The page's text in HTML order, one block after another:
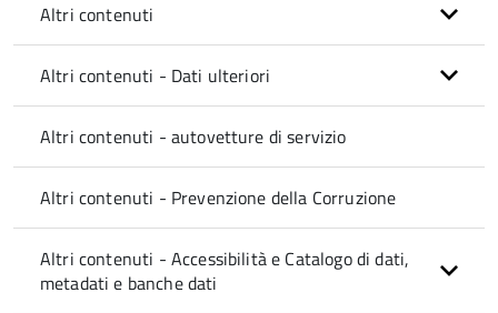
Altri contenuti
Altri contenuti - Dati ulteriori
Altri contenuti - autovetture di servizio
Altri contenuti - Prevenzione della Corruzione
Altri contenuti - Accessibilità e Catalogo di dati,
metadati e banche dati